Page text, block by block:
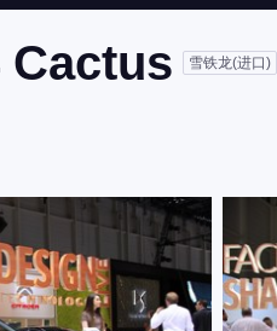
Cactus 雪铁龙(进口)